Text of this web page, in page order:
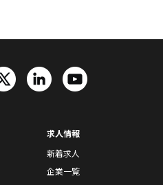
求人情報
新着求人
企業一覧